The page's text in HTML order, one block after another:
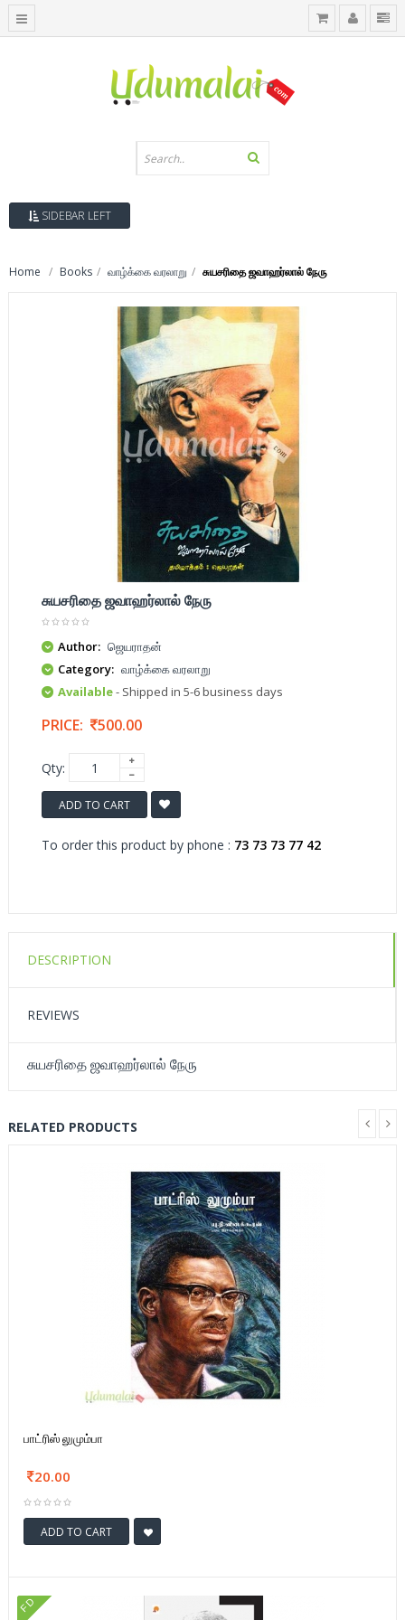
SIDEBAR LEFT
Home Books வாழ்க்கை வரலாறு சுயசரிதை ஜவாஹர்லால் நேரு
சுயசரிதை ஜவாஹர்லால் நேரு
Author: ஜெயராதன்
Category: வாழ்க்கை வரலாறு
Available- Shipped in 5-6 business days
PRICE: 500.00
Qty:
ADD TO CART
To order this product by phone : 73 73 73 77 42
DESCRIPTION
REVIEWS
சுயசரிதை ஜவாஹர்லால் நேரு
RELATED PRODUCTS
பாட்ரிஸ் லுமும்பா
20.00
ADD TO CART
FD